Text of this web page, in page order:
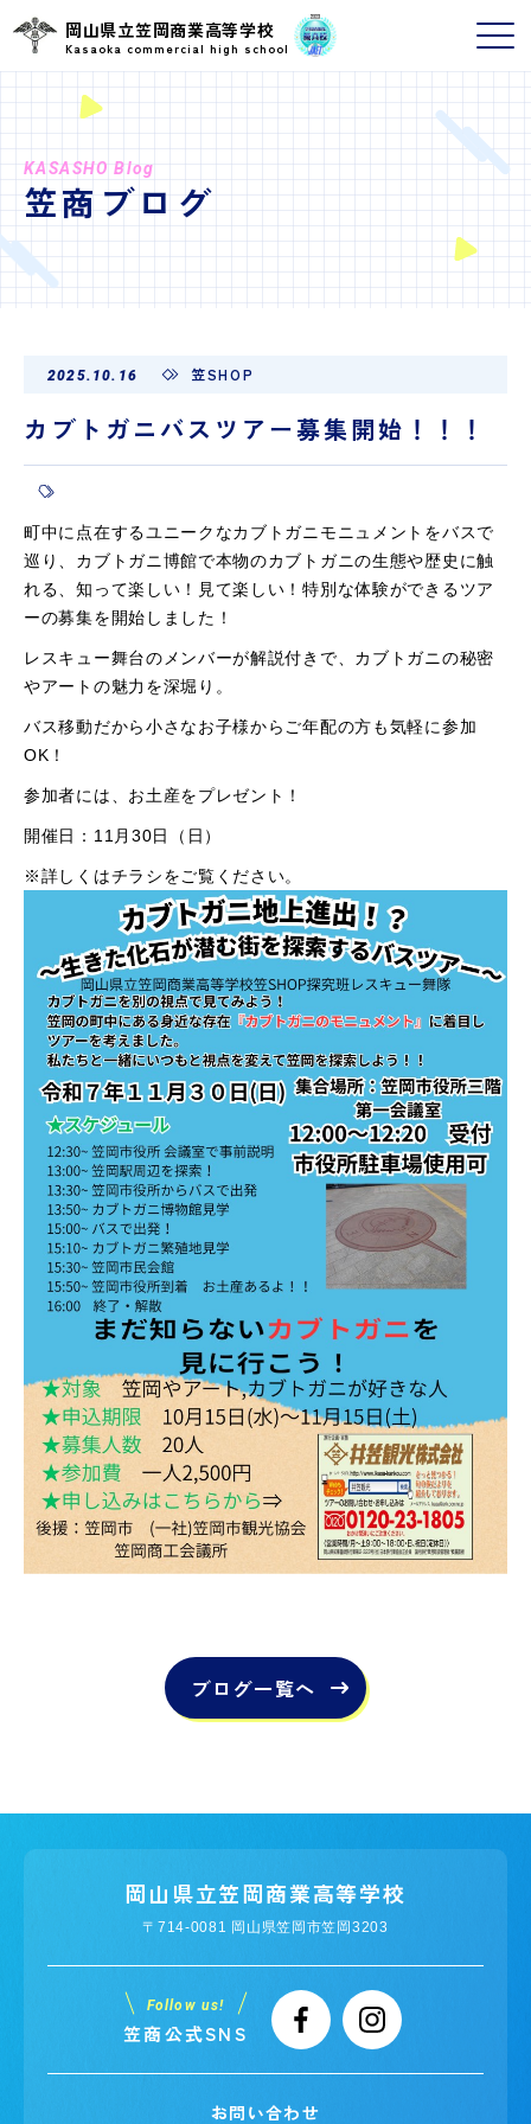
岡山県立笠岡商業高等学校
Kasaoka commercial high school
KASASHO Blog
笠商ブログ
2025.10.16 笠SHOP
カブトガニバスツアー募集開始！！！
町中に点在するユニークなカブトガニモニュメントをバスで
巡り、カブトガニ博館で本物のカブトガニの生態や歴史に触
れる、知って楽しい！見て楽しい！特別な体験ができるツア
ーの募集を開始しました！
レスキュー舞台のメンバーが解説付きで、カブトガニの秘密
やアートの魅力を深堀り。
バス移動だから小さなお子様からご年配の方も気軽に参加
OK！
参加者には、お土産をプレゼント！
開催日：11月30日（日）
※詳しくはチラシをご覧ください。
ブログ一覧へ
岡山県立笠岡商業高等学校
〒714-0081 岡山県笠岡市笠岡3203
Follow us!
笠商公式SNS
お問い合わせ